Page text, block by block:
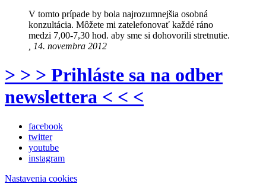
V tomto prípade by bola najrozumnejšia osobná
konzultácia. Môžete mi zatelefonovať každé ráno
medzi 7,00-7,30 hod. aby sme si dohovorili stretnutie.
, 14. novembra 2012
> > > Prihláste sa na odber
newslettera < < <
facebook
twitter
youtube
instagram
Nastavenia cookies